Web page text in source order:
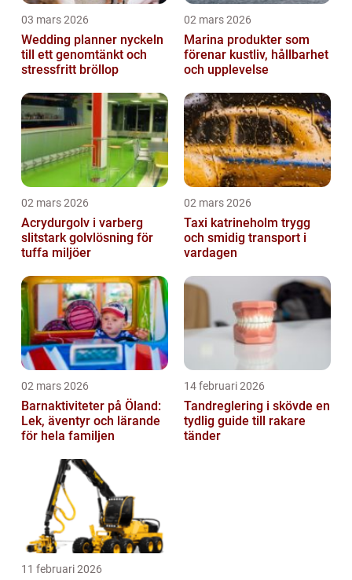
03 mars 2026
Wedding planner nyckeln
till ett genomtänkt och
stressfritt bröllop
02 mars 2026
Marina produkter som
förenar kustliv, hållbarhet
och upplevelse
02 mars 2026
Acrydurgolv i varberg
slitstark golvlösning för
tuffa miljöer
02 mars 2026
Taxi katrineholm trygg
och smidig transport i
vardagen
02 mars 2026
Barnaktiviteter på Öland:
Lek, äventyr och lärande
för hela familjen
14 februari 2026
Tandreglering i skövde en
tydlig guide till rakare
tänder
11 februari 2026